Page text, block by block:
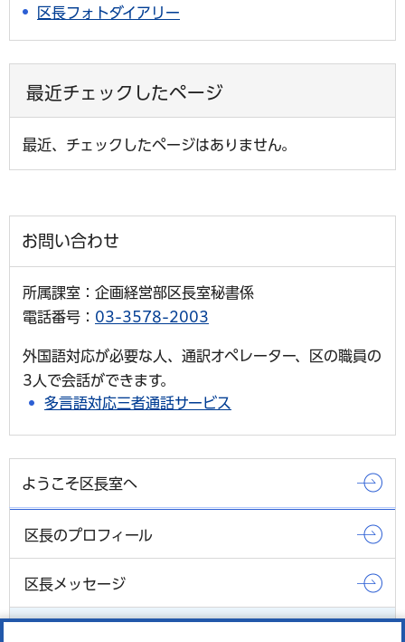
区長フォトダイアリー
最近チェックしたページ
最近、チェックしたページはありません。
お問い合わせ
所属課室：企画経営部区長室秘書係
電話番号： 03-3578-2003
外国語対応が必要な人、通訳オペレーター、区の職員の
3人で会話ができます。
多言語対応三者通話サービス
ようこそ区長室へ
区長のプロフィール
区長メッセージ